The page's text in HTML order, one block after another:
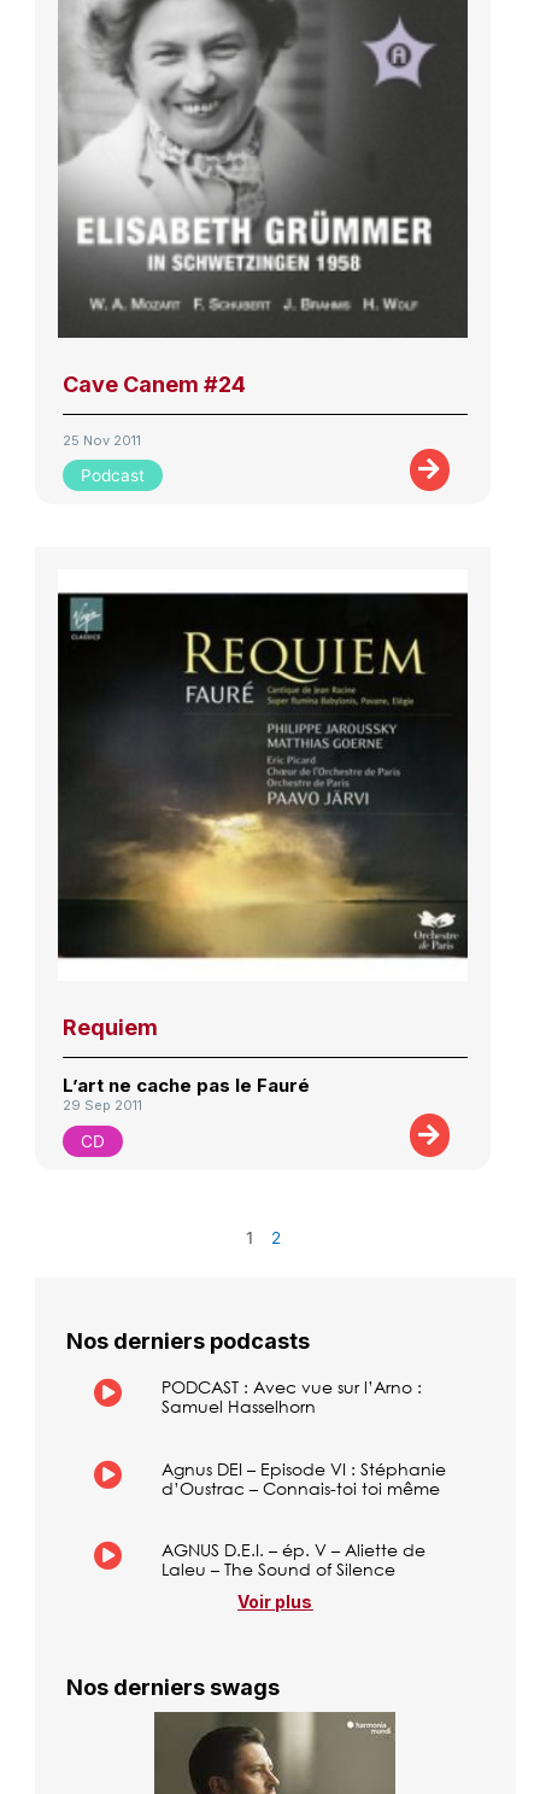
Cave Canem #24
25 Nov 2011
Podcast
Requiem
L’art ne cache pas le Fauré
29 Sep 2011
CD
1 2
Nos derniers podcasts
PODCAST : Avec vue sur l’Arno :
Samuel Hasselhorn
Agnus DEI – Episode VI : Stéphanie
d’Oustrac – Connais-toi toi même
AGNUS D.E.I. – ép. V – Aliette de
Laleu – The Sound of Silence
Voir plus
Nos derniers swags